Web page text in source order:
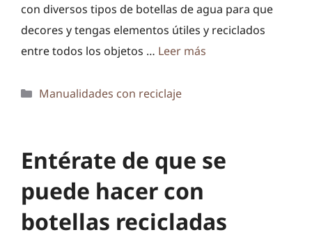
con diversos tipos de botellas de agua para que
decores y tengas elementos útiles y reciclados
entre todos los objetos … Leer más
Categorías
Manualidades con reciclaje
Entérate de que se
puede hacer con
botellas recicladas